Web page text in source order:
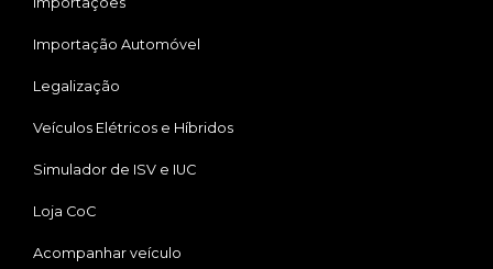
Importação Automóvel
Legalização
Veículos Elétricos e Híbridos
Simulador de ISV e IUC
Loja CoC
Acompanhar veículo